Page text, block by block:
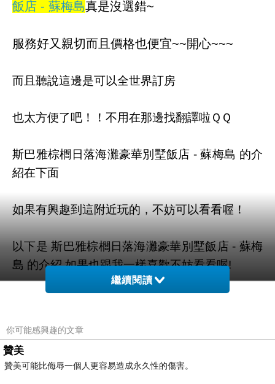
飯店 - 蘇梅島真是沒選錯~
服務好又親切而且價格也便宜~~開心~~~
而且聽說這邊是可以全世界訂房
也太方便了吧！！不用在那邊找翻譯啦ＱＱ
斯巴雅棕櫚日落海灘豪華別墅飯店 - 蘇梅島 的介
紹在下面
如果有興趣到這附近玩的，不妨可以看看喔！
以下是 斯巴雅棕櫚日落海灘豪華別墅飯店 - 蘇梅
島 的介紹 如果也跟我一樣喜歡不妨看看喔!
↓↓↓限量特優價格按鈕↓↓↓
繼續閱讀
你可能感興趣的文章
贊美
贊美可能比侮辱一個人更容易造成永久性的傷害。